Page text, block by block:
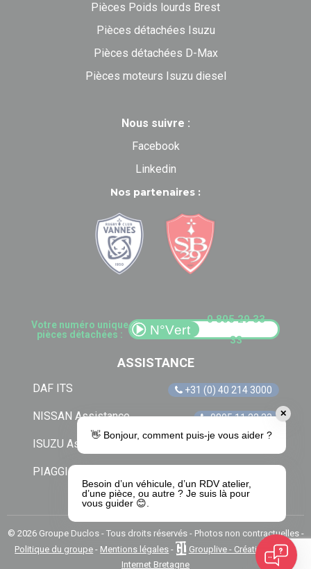
Pièces Poids lourds Brest
Pièces détachées Isuzu
Pièces détachées D-Max
Pièces moteurs Isuzu diesel
Nous suivre :
Facebook
Linkedin
Nos partenaires :
Votre numéro unique
pièces détachées :
0 805 29 33
33
ASSISTANCE
DAF ITS +31 (0) 40 214 3000
NISSAN Assistance 0805 11 22 33
ISUZU Assistance
PIAGGIO Assistance
© 2026 Groupe Duclos - Tous droits réservés - Photos non contractuelles -
Politique du groupe - Mentions légales -
Grouplive - Création de site
Internet Bretagne
✕
👋 Bonjour, comment puis-je vous aider ?
Besoin d’un véhicule, d’un RDV atelier,
d’une pièce, ou autre ? Je suis là pour
vous guider 😊.